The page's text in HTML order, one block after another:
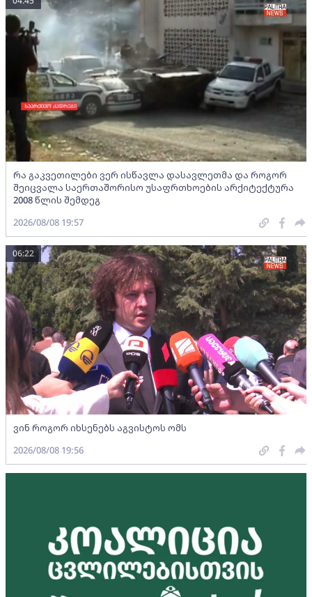
რა გაკვეთილები ვერ ისწავლა დასავლეთმა და როგორ
შეიცვალა საერთაშორისო უსაფრთხოების არქიტექტურა
2008 წლის შემდეგ
2026/08/08 19:57
ვინ როგორ იხსენებს აგვისტოს ომს
06:22
2026/08/08 19:56